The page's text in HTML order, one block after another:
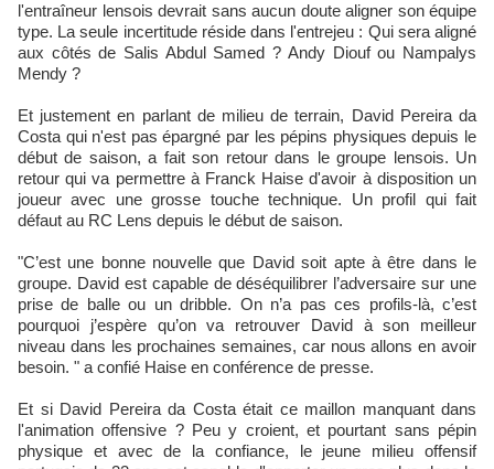
l'entraîneur lensois devrait sans aucun doute aligner son équipe
type. La seule incertitude réside dans l'entrejeu : Qui sera aligné
aux côtés de Salis Abdul Samed ? Andy Diouf ou Nampalys
Mendy ?
Et justement en parlant de milieu de terrain, David Pereira da
Costa qui n'est pas épargné par les pépins physiques depuis le
début de saison, a fait son retour dans le groupe lensois. Un
retour qui va permettre à Franck Haise d'avoir à disposition un
joueur avec une grosse touche technique. Un profil qui fait
défaut au RC Lens depuis le début de saison.
"C’est une bonne nouvelle que David soit apte à être dans le
groupe. David est capable de déséquilibrer l’adversaire sur une
prise de balle ou un dribble. On n’a pas ces profils-là, c’est
pourquoi j’espère qu’on va retrouver David à son meilleur
niveau dans les prochaines semaines, car nous allons en avoir
besoin. " a confié Haise en conférence de presse.
Et si David Pereira da Costa était ce maillon manquant dans
l'animation offensive ? Peu y croient, et pourtant sans pépin
physique et avec de la confiance, le jeune milieu offensif